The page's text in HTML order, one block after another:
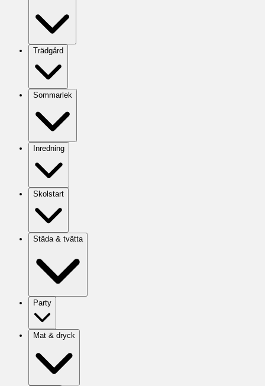
Trädgård
Sommarlek
Inredning
Skolstart
Städa & tvätta
Party
Mat & dryck